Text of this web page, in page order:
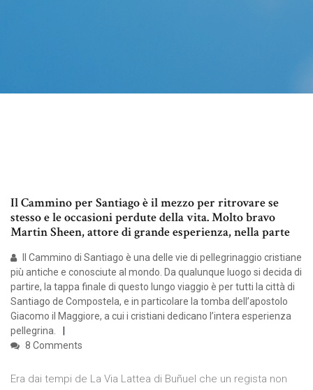
Il Cammino per Santiago è il mezzo per ritrovare se
stesso e le occasioni perdute della vita. Molto bravo
Martin Sheen, attore di grande esperienza, nella parte
Il Cammino di Santiago è una delle vie di pellegrinaggio cristiane
più antiche e conosciute al mondo. Da qualunque luogo si decida di
partire, la tappa finale di questo lungo viaggio è per tutti la città di
Santiago de Compostela, e in particolare la tomba dell’apostolo
Giacomo il Maggiore, a cui i cristiani dedicano l’intera esperienza
pellegrina.
8 Comments
Era dai tempi de La Via Lattea di Buñuel che un regista non